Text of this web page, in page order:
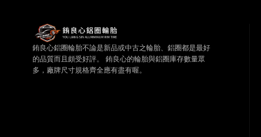
銪良心鋁圈輪胎 — 網站概要、主導覽與聯絡方式
銪良心鋁圈輪胎不論是新品或中古之輪胎、鋁圈都是最好
的品質而且頗受好評。 銪良心的輪胎與鋁圈庫存數量眾
多，廠牌尺寸規格齊全應有盡有喔。